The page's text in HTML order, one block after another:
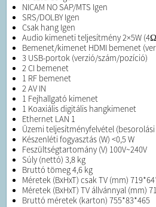
NICAM NO SAP/MTS Igen
SRS/DOLBY Igen
Csak hang Igen
Audio kimeneti teljesítmény 2×5W
Bemenet/kimenet HDMI bemenet
3 USB-portok (verzió/szám/pozíció)
2 CI bemenet
1 RF bemenet
2 AV IN
1 Fejhallgató kimenet
1 Koaxiális digitális hangkimenet
Ethernet LAN 1
Üzemi teljesítményfelvétel
Készenléti fogyasztás (W) <0,5 W
Feszültségtartomány (V) 100V~240V
Súly (nettó) 3,8 kg
Bruttó tömeg 4,6 kg
Méretek (BxHxT) csak TV (mm)
Méretek (BxHxT) TV állvánnyal (mm)
Bruttó méretek (karton) 755*83*465